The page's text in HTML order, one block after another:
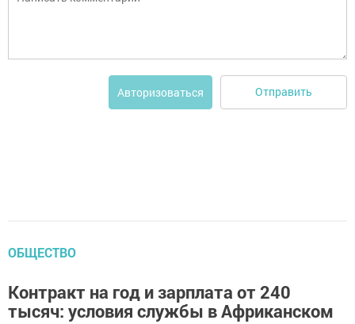
Авторизоваться Отправить
ОБЩЕСТВО
Контракт на год и зарплата от 240
тысяч: условия службы в Африканском